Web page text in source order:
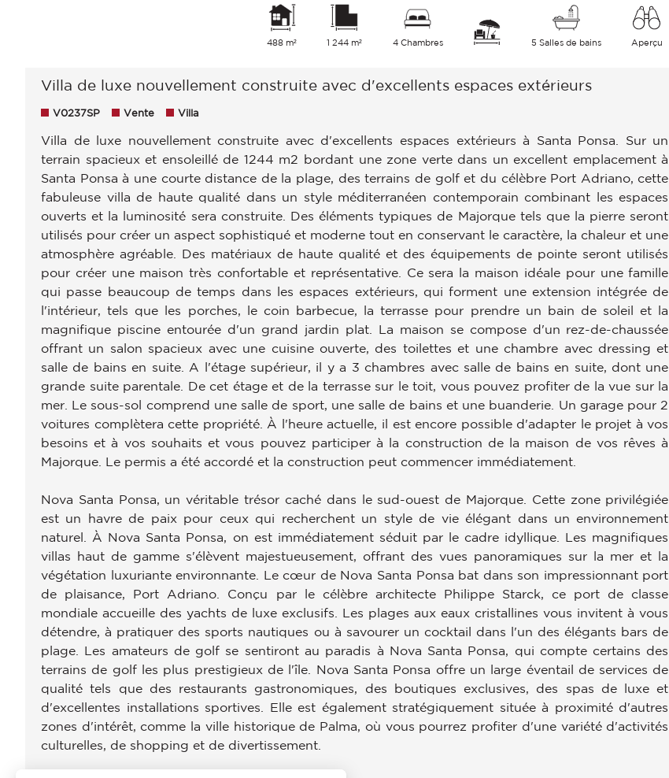
488 m² 1 244 m² 4 Chambres 5 Salles de bains Aperçu
Villa de luxe nouvellement construite avec d'excellents espaces extérieurs
V0237SP Vente Villa
Villa de luxe nouvellement construite avec d'excellents espaces extérieurs à Santa Ponsa. Sur un
terrain spacieux et ensoleillé de 1244 m2 bordant une zone verte dans un excellent emplacement à
Santa Ponsa à une courte distance de la plage, des terrains de golf et du célèbre Port Adriano, cette
fabuleuse villa de haute qualité dans un style méditerranéen contemporain combinant les espaces
ouverts et la luminosité sera construite. Des éléments typiques de Majorque tels que la pierre seront
utilisés pour créer un aspect sophistiqué et moderne tout en conservant le caractère, la chaleur et une
atmosphère agréable. Des matériaux de haute qualité et des équipements de pointe seront utilisés
pour créer une maison très confortable et représentative. Ce sera la maison idéale pour une famille
qui passe beaucoup de temps dans les espaces extérieurs, qui forment une extension intégrée de
l'intérieur, tels que les porches, le coin barbecue, la terrasse pour prendre un bain de soleil et la
magnifique piscine entourée d'un grand jardin plat. La maison se compose d'un rez-de-chaussée
offrant un salon spacieux avec une cuisine ouverte, des toilettes et une chambre avec dressing et
salle de bains en suite. A l'étage supérieur, il y a 3 chambres avec salle de bains en suite, dont une
grande suite parentale. De cet étage et de la terrasse sur le toit, vous pouvez profiter de la vue sur la
mer. Le sous-sol comprend une salle de sport, une salle de bains et une buanderie. Un garage pour 2
voitures complètera cette propriété. À l'heure actuelle, il est encore possible d'adapter le projet à vos
besoins et à vos souhaits et vous pouvez participer à la construction de la maison de vos rêves à
Majorque. Le permis a été accordé et la construction peut commencer immédiatement.
Nova Santa Ponsa, un véritable trésor caché dans le sud-ouest de Majorque. Cette zone privilégiée
est un havre de paix pour ceux qui recherchent un style de vie élégant dans un environnement
naturel. À Nova Santa Ponsa, on est immédiatement séduit par le cadre idyllique. Les magnifiques
villas haut de gamme s'élèvent majestueusement, offrant des vues panoramiques sur la mer et la
végétation luxuriante environnante. Le cœur de Nova Santa Ponsa bat dans son impressionnant port
de plaisance, Port Adriano. Conçu par le célèbre architecte Philippe Starck, ce port de classe
mondiale accueille des yachts de luxe exclusifs. Les plages aux eaux cristallines vous invitent à vous
détendre, à pratiquer des sports nautiques ou à savourer un cocktail dans l'un des élégants bars de
plage. Les amateurs de golf se sentiront au paradis à Nova Santa Ponsa, qui compte certains des
terrains de golf les plus prestigieux de l'île. Nova Santa Ponsa offre un large éventail de services de
qualité tels que des restaurants gastronomiques, des boutiques exclusives, des spas de luxe et
d'excellentes installations sportives. Elle est également stratégiquement située à proximité d'autres
zones d'intérêt, comme la ville historique de Palma, où vous pourrez profiter d'une variété d'activités
culturelles, de shopping et de divertissement.